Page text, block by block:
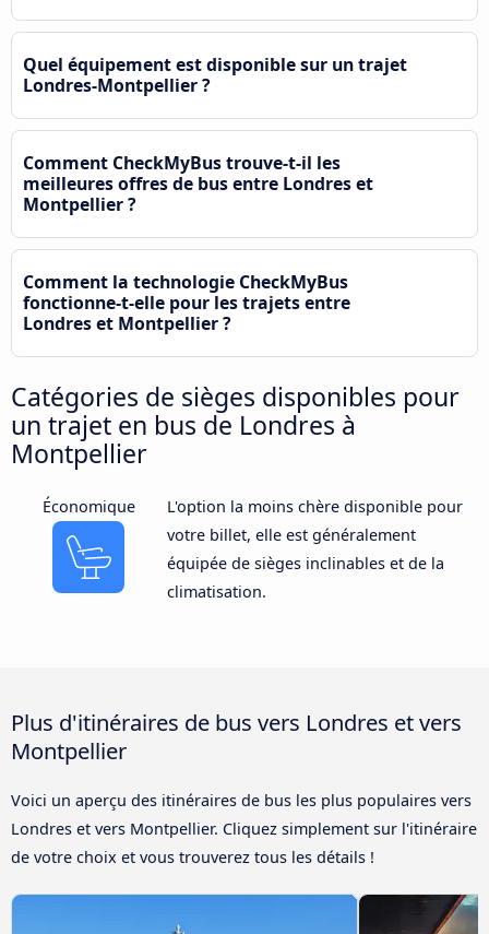
Quel équipement est disponible sur un trajet
Londres-Montpellier ?
Comment CheckMyBus trouve-t-il les
meilleures offres de bus entre Londres et
Montpellier ?
Comment la technologie CheckMyBus
fonctionne-t-elle pour les trajets entre
Londres et Montpellier ?
Catégories de sièges disponibles pour
un trajet en bus de Londres à
Montpellier
Économique
L'option la moins chère disponible pour
votre billet, elle est généralement
équipée de sièges inclinables et de la
climatisation.
Plus d'itinéraires de bus vers Londres et vers
Montpellier
Voici un aperçu des itinéraires de bus les plus populaires vers
Londres et vers Montpellier. Cliquez simplement sur l'itinéraire
de votre choix et vous trouverez tous les détails !